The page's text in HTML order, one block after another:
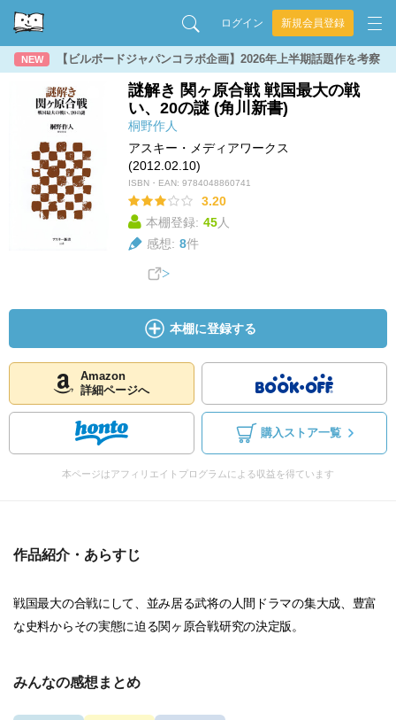
ログイン 新規会員登録
NEW 【ビルボードジャパンコラボ企画】2026年上半期話題作を考察
謎解き 関ヶ原合戦 戦国最大の戦
い、20の謎 (角川新書)
桐野作人
アスキー・メディアワークス
(2012.02.10)
ISBN・EAN: 9784048860741
3.20
本棚登録: 45人
感想: 8件
本棚に登録する
Amazon
詳細ページへ
購入ストア一覧
本ページはアフィリエイトプログラムによる収益を得ています
作品紹介・あらすじ
戦国最大の合戦にして、並み居る武将の人間ドラマの集大成、豊富
な史料からその実態に迫る関ヶ原合戦研究の決定版。
みんなの感想まとめ